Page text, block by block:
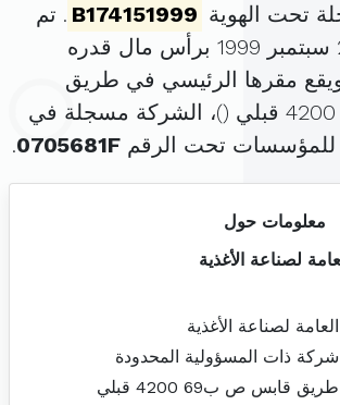
تحت الهوية B174151999 . تم
مقرها الرئيسي في طريق
)، الشركة مسجلة في
للمؤسسات تحت الرقم 0705681F
.
معلومات حول
لصناعة الأغذية
العامة لصناعة الأغذية
شركة ذات المسؤولية المحدودة
طريق قابس ص ب69 4200 قبلي